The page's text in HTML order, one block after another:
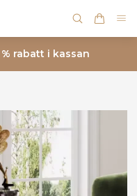
rabatt i kassan